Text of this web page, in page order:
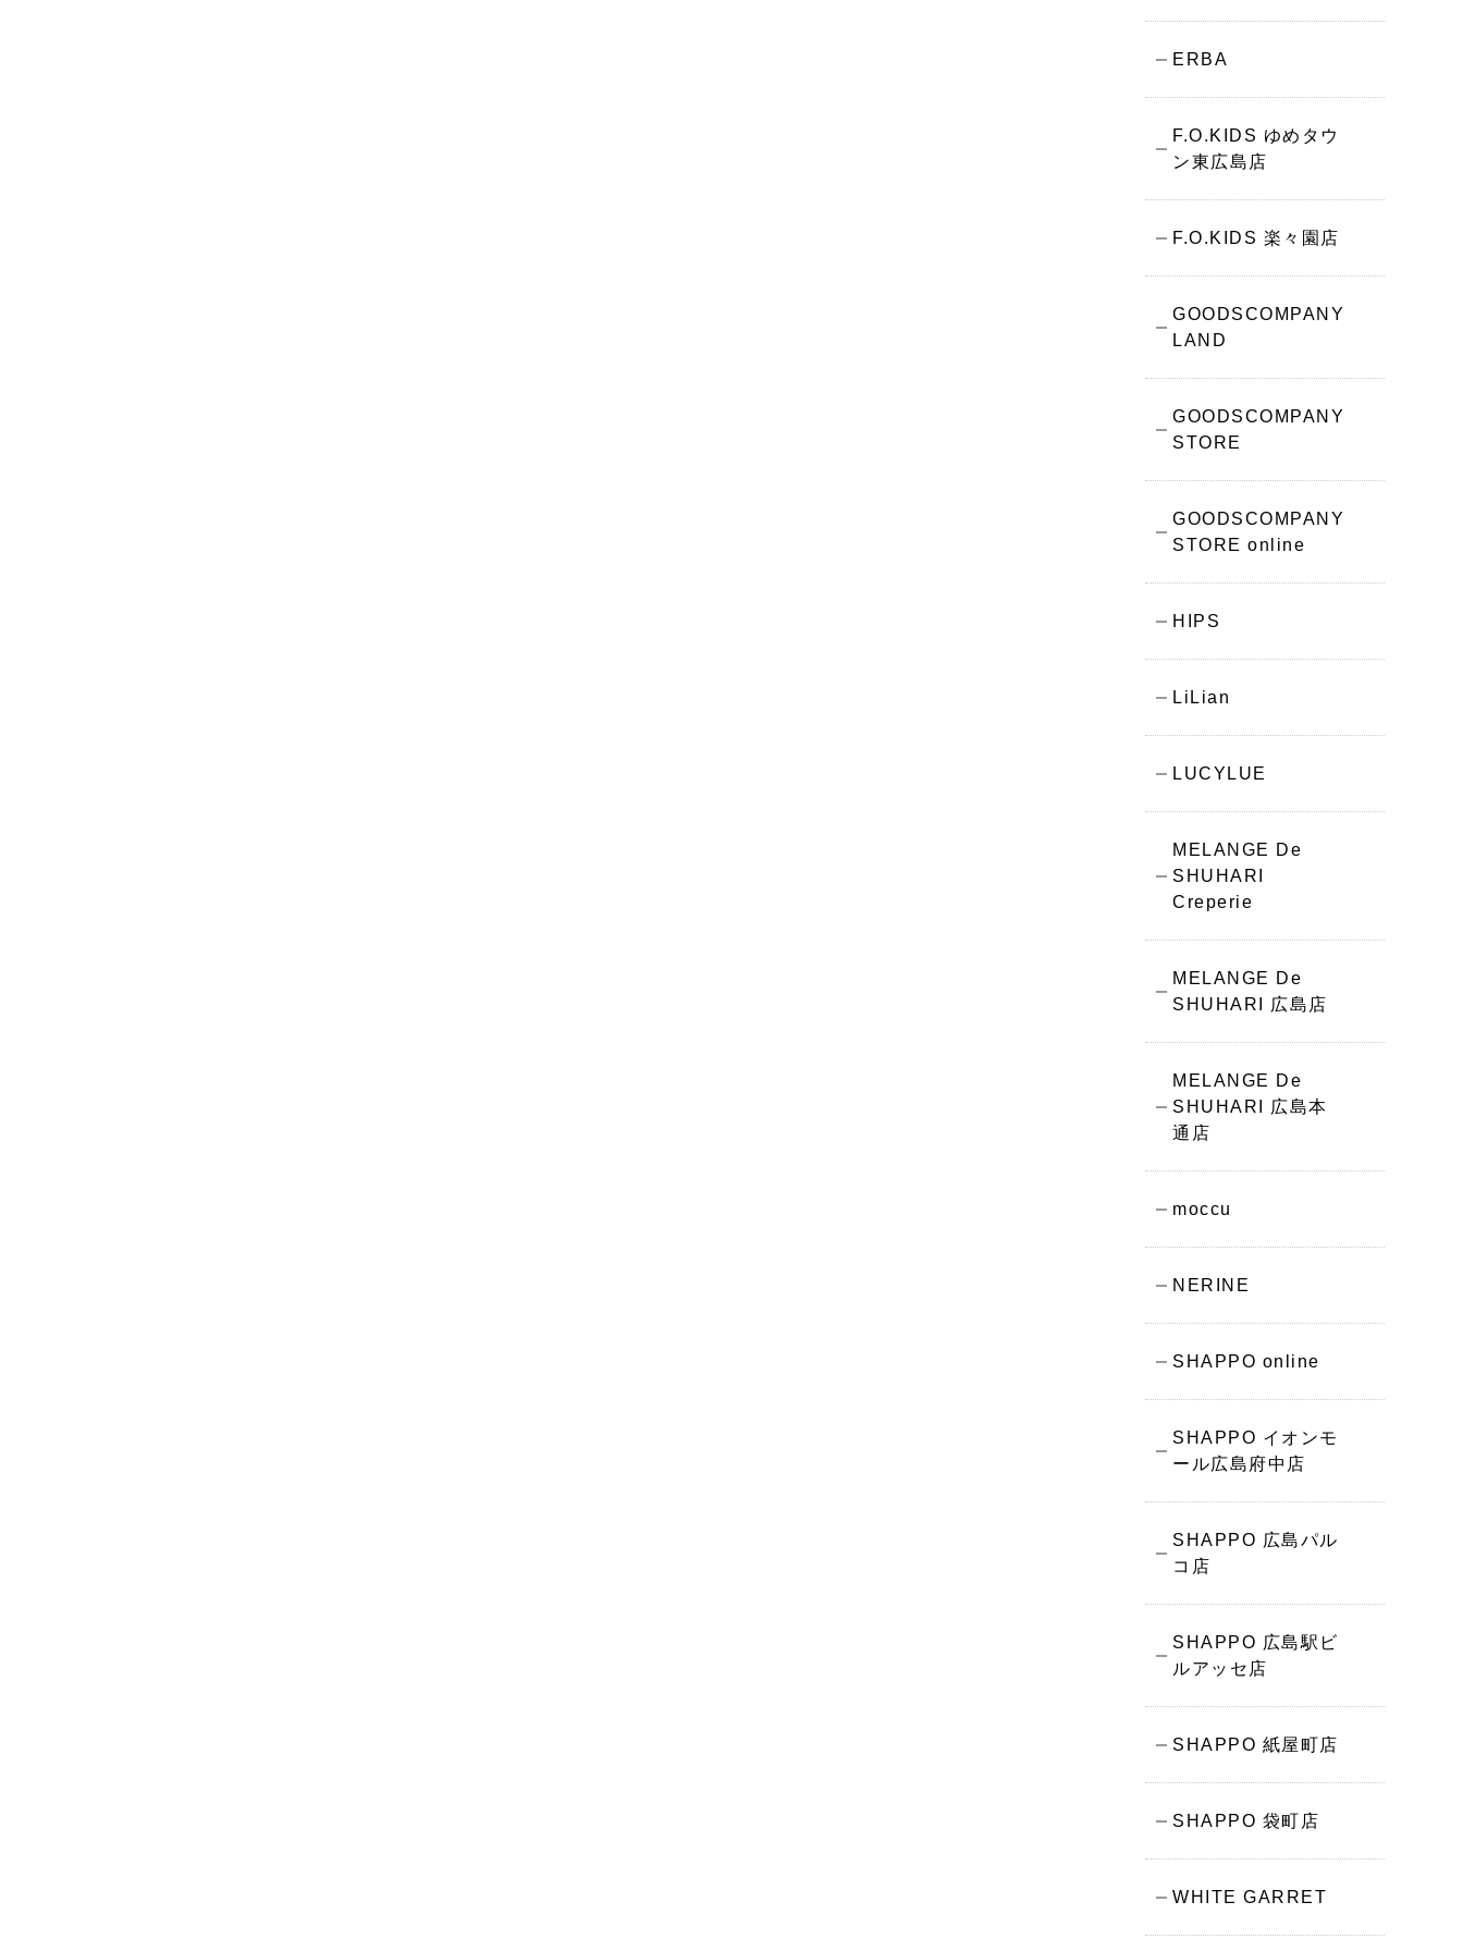
ERBA
F.O.KIDS ゆめタウ
ン東広島店
F.O.KIDS 楽々園店
GOODSCOMPANY
LAND
GOODSCOMPANY
STORE
GOODSCOMPANY
STORE online
HIPS
LiLian
LUCYLUE
MELANGE De
SHUHARI
Creperie
MELANGE De
SHUHARI 広島店
MELANGE De
SHUHARI 広島本
通店
moccu
NERINE
SHAPPO online
SHAPPO イオンモ
ール広島府中店
SHAPPO 広島パル
コ店
SHAPPO 広島駅ビ
ルアッセ店
SHAPPO 紙屋町店
SHAPPO 袋町店
WHITE GARRET